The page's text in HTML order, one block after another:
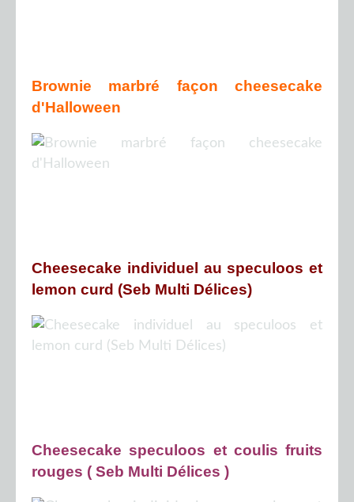
Brownie marbré façon cheesecake
d'Halloween
Cheesecake individuel au speculoos et
lemon curd (Seb Multi Délices)
Cheesecake speculoos et coulis fruits
rouges ( Seb Multi Délices )